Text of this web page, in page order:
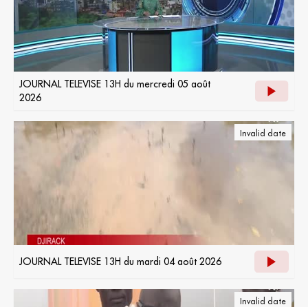
JOURNAL TELEVISE 13H du mercredi 05 août
2026
Invalid date
JOURNAL TELEVISE 13H du mardi 04 août 2026
Invalid date